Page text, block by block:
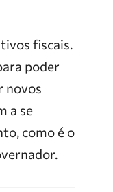
fiscais.
poder
novos
a se
como é o